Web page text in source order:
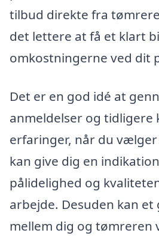
tilbud direkte fra
det lettere at få et klart
omkostningerne ved dit
Det er en god idé at
anmeldelser og tidligere
erfaringer, når du
kan give dig en
pålidelighed og
arbejde. Desuden kan
mellem dig og